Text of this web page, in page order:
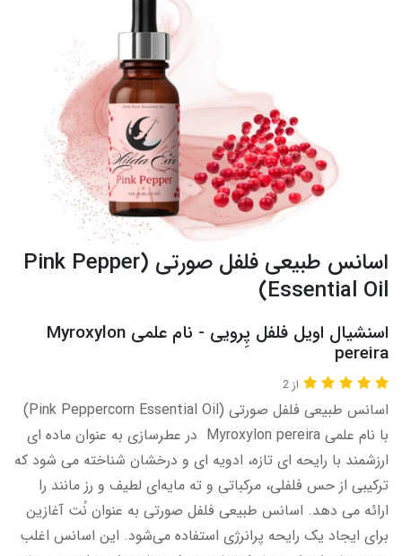
اسانس طبیعی فلفل صورتی (Pink Pepper
Essential Oil)
اسنشیال اویل فلفل پِرویی - نام علمی Myroxylon
pereira
از 2
اسانس طبیعی فلفل صورتی (Pink Peppercorn Essential Oil)
با نام علمی Myroxylon pereira در عطرسازی به‌ عنوان ماده‌ ای
ارزشمند با رایحه‌ ای تازه، ادویه ‌ای و درخشان شناخته می‌ شود که
ترکیبی از حس فلفلی، مرکباتی و ته‌ مایه‌ای لطیف و رز‌ مانند را
ارائه می‌ دهد. اسانس طبیعی فلفل صورتی به عنوان نُت آغازین
برای ایجاد یک رایحه پرانرژی استفاده می‌شود. این اسانس اغلب